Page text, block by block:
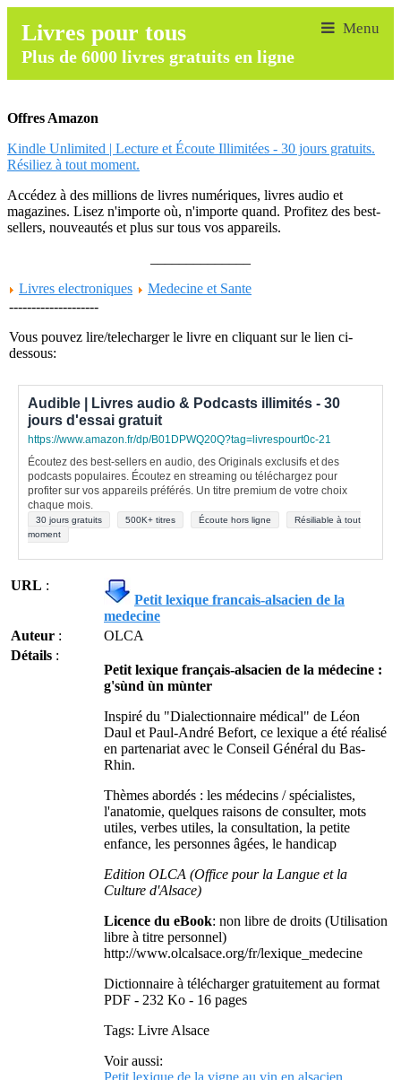
Livres pour tous
Plus de 6000 livres gratuits en ligne
Offres Amazon
Kindle Unlimited | Lecture et Écoute Illimitées - 30 jours gratuits.
Résiliez à tout moment.
Accédez à des millions de livres numériques, livres audio et
magazines. Lisez n'importe où, n'importe quand. Profitez des best-
sellers, nouveautés et plus sur tous vos appareils.
Livres electroniques
Medecine et Sante
--------------------
Vous pouvez lire/telecharger le livre en cliquant sur le lien ci-
dessous:
Audible | Livres audio & Podcasts illimités - 30
jours d'essai gratuit
https://www.amazon.fr/dp/B01DPWQ20Q?tag=livrespourt0c-21
Écoutez des best-sellers en audio, des Originals exclusifs et des
podcasts populaires. Écoutez en streaming ou téléchargez pour
profiter sur vos appareils préférés. Un titre premium de votre choix
chaque mois.
30 jours gratuits 500K+ titres Écoute hors ligne
Résiliable à tout
moment
URL :
Petit lexique francais-alsacien de la
medecine
Auteur :
OLCA
Détails :
Petit lexique français-alsacien de la médecine :
g'sùnd ùn mùnter
Inspiré du "Dialectionnaire médical" de Léon
Daul et Paul-André Befort, ce lexique a été réalisé
en partenariat avec le Conseil Général du Bas-
Rhin.
Thèmes abordés : les médecins / spécialistes,
l'anatomie, quelques raisons de consulter, mots
utiles, verbes utiles, la consultation, la petite
enfance, les personnes âgées, le handicap
Edition OLCA (Office pour la Langue et la
Culture d'Alsace)
Licence du eBook: non libre de droits (Utilisation
libre à titre personnel)
http://www.olcalsace.org/fr/lexique_medecine
Dictionnaire à télécharger gratuitement au format
PDF - 232 Ko - 16 pages
Tags: Livre Alsace
Voir aussi:
Petit lexique de la vigne au vin en alsacien